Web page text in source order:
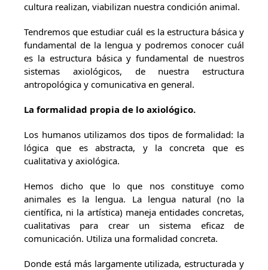
cultura realizan, viabilizan nuestra condición animal.
Tendremos que estudiar cuál es la estructura básica y
fundamental de la lengua y podremos conocer cuál
es la estructura básica y fundamental de nuestros
sistemas axiológicos, de nuestra estructura
antropológica y comunicativa en general.
La formalidad propia de lo axiológico.
Los humanos utilizamos dos tipos de formalidad: la
lógica que es abstracta, y la concreta que es
cualitativa y axiológica.
Hemos dicho que lo que nos constituye como
animales es la lengua. La lengua natural (no la
científica, ni la artística) maneja entidades concretas,
cualitativas para crear un sistema eficaz de
comunicación. Utiliza una formalidad concreta.
Donde está más largamente utilizada, estructurada y